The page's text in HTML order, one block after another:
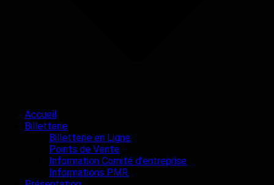
Accueil
Billetterie
Billetterie en Ligne
Points de Vente
Information Comité d’entreprise
Informations PMR